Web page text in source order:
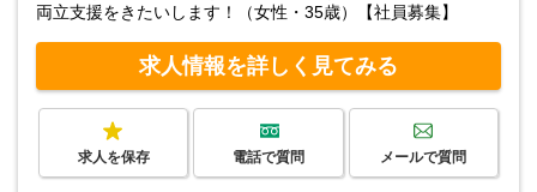
両立支援をきたいします！（女性・35歳）【社員募集】
求人情報を詳しく見てみる
求人を保存 電話で質問 メールで質問